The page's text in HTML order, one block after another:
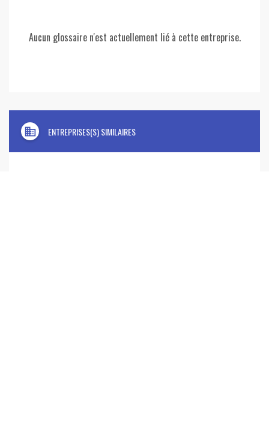
Aucun glossaire n'est actuellement lié à cette entreprise.
domain ENTREPRISES(S) SIMILAIRES